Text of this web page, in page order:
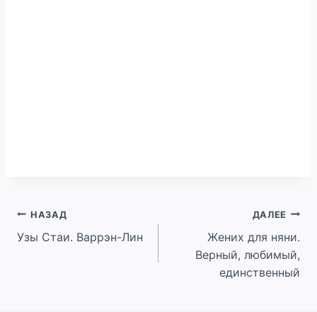
Навигация
по
НАЗАД
Узы Стаи. Варрэн-Лин
ДАЛЕЕ
Жених для няни.
Верный, любимый,
единственный